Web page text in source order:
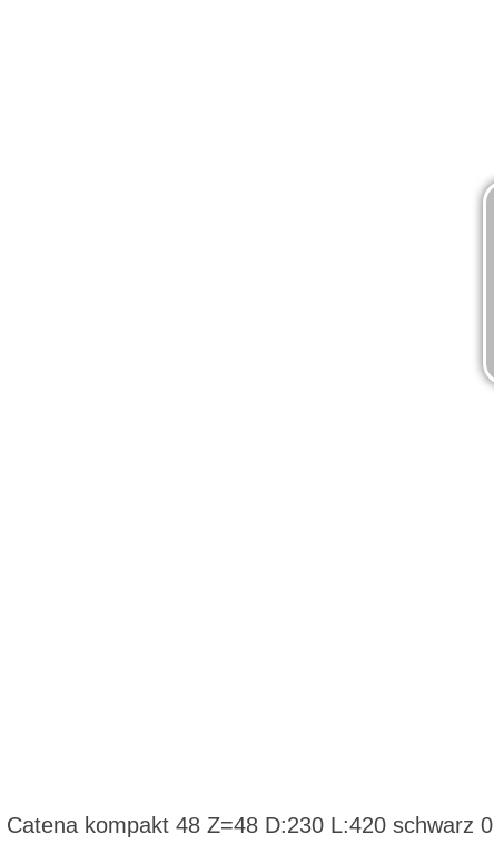
kompakt 48 Z=48 D:230 L:420 schwarz